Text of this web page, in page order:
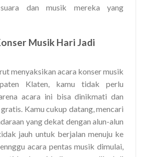
dan musik mereka yang
Musik Hari Jadi
menyaksikan acara konser musik
Klaten, kamu tidak perlu
acara ini bisa dinikmati dan
Kamu cukup datang, mencari
yang dekat dengan alun-alun
jauh untuk berjalan menuju ke
acara pentas musik dimulai,